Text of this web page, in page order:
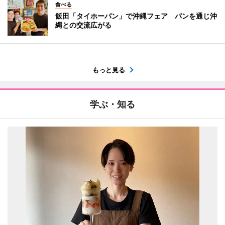
食べる
飯田「タイホーパン」で沖縄フェア パンを通じ沖
縄との交流広がる
もっと見る
学ぶ・知る